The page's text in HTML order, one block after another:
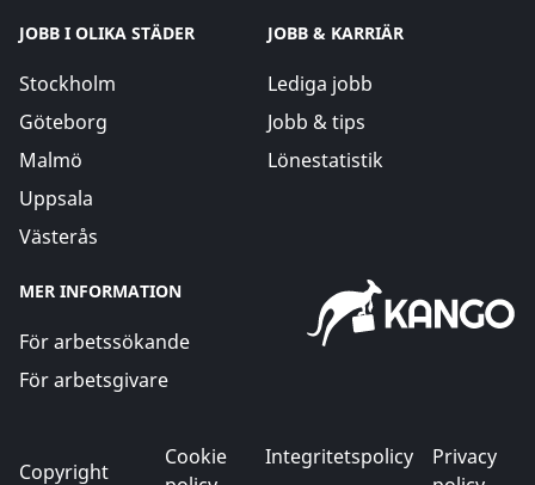
JOBB I OLIKA STÄDER
Stockholm
Göteborg
Malmö
Uppsala
Västerås
JOBB & KARRIÄR
Lediga jobb
Jobb & tips
Lönestatistik
MER INFORMATION
För arbetssökande
För arbetsgivare
Copyright
Cookie
Integritetspolicy
Privacy